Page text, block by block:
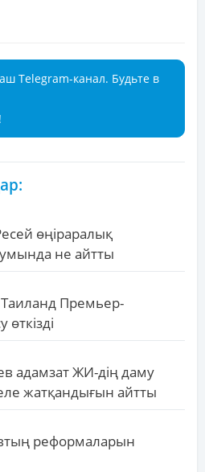
Telegram-канал. Будьте в
өңіраралық
не айтты
Премьер-
адамзат ЖИ-дің даму
жатқандығын айтты
реформаларын